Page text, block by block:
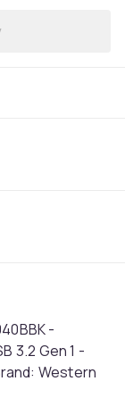
P10
-
3.2 Gen 1 -
Western